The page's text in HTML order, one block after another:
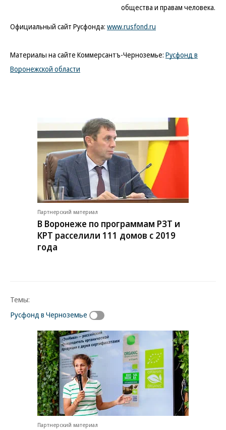
общества и правам человека.
Официальный сайт Русфонда: www.rusfond.ru
Материалы на сайте Коммерсантъ-Черноземье: Русфонд в
Воронежской области
Партнерский материал
В Воронеже по программам РЗТ и
КРТ расселили 111 домов с 2019
года
Темы:
Русфонд в Черноземье
Партнерский материал